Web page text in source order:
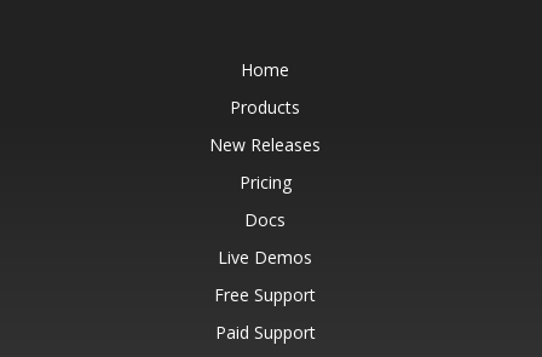
Home
Products
New Releases
Pricing
Docs
Live Demos
Free Support
Paid Support